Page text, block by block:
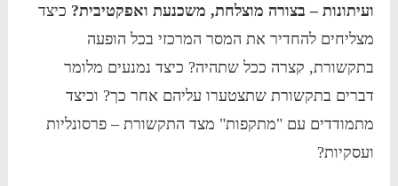
ועיתונות – בצורה מוצלחת, משכנעת ואפקטיבית? כיצד
מצליחים להחדיר את המסר המרכזי בכל הופעה
בתקשורת, קצרה ככל שתהיה? כיצד נמנעים מלומר
דברים בתקשורת שתצטערו עליהם אחר כך? וכיצד
מתמודדים עם "מתקפות" מצד התקשורת – פרסונליות
ועסקיות?